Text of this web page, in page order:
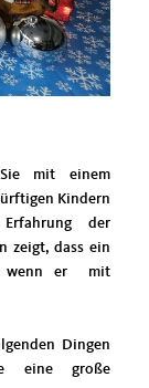
mit einem
Kindern
der
zeigt, dass ein
wenn er mit
Dingen
eine große